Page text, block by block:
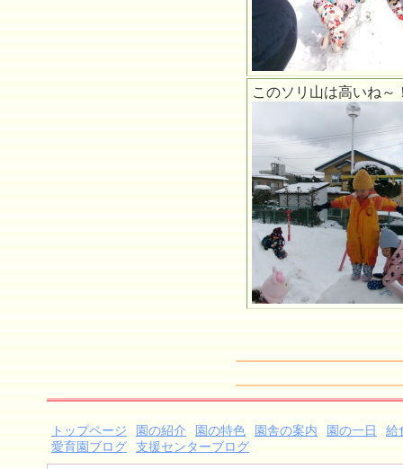
このソリ山は高いね～
トップページ 園の紹介 園の特色 園舎の案内 園の一日
給
愛育園ブログ
支援センターブログ